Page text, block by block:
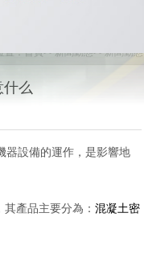
置：首頁>>新聞動態>>新聞動態
什么
設備的運作，是影響地
其產品主要分為：混凝土密